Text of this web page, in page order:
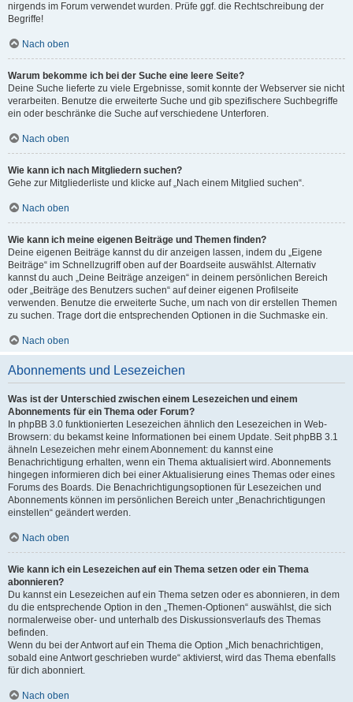
nirgends im Forum verwendet wurden. Prüfe ggf. die Rechtschreibung der
Begriffe!
Nach oben
Warum bekomme ich bei der Suche eine leere Seite?
Deine Suche lieferte zu viele Ergebnisse, somit konnte der Webserver sie nicht
verarbeiten. Benutze die erweiterte Suche und gib spezifischere Suchbegriffe
ein oder beschränke die Suche auf verschiedene Unterforen.
Nach oben
Wie kann ich nach Mitgliedern suchen?
Gehe zur Mitgliederliste und klicke auf „Nach einem Mitglied suchen“.
Nach oben
Wie kann ich meine eigenen Beiträge und Themen finden?
Deine eigenen Beiträge kannst du dir anzeigen lassen, indem du „Eigene
Beiträge“ im Schnellzugriff oben auf der Boardseite auswählst. Alternativ
kannst du auch „Deine Beiträge anzeigen“ in deinem persönlichen Bereich
oder „Beiträge des Benutzers suchen“ auf deiner eigenen Profilseite
verwenden. Benutze die erweiterte Suche, um nach von dir erstellen Themen
zu suchen. Trage dort die entsprechenden Optionen in die Suchmaske ein.
Nach oben
Abonnements und Lesezeichen
Was ist der Unterschied zwischen einem Lesezeichen und einem
Abonnements für ein Thema oder Forum?
In phpBB 3.0 funktionierten Lesezeichen ähnlich den Lesezeichen in Web-
Browsern: du bekamst keine Informationen bei einem Update. Seit phpBB 3.1
ähneln Lesezeichen mehr einem Abonnement: du kannst eine
Benachrichtigung erhalten, wenn ein Thema aktualisiert wird. Abonnements
hingegen informieren dich bei einer Aktualisierung eines Themas oder eines
Forums des Boards. Die Benachrichtigungsoptionen für Lesezeichen und
Abonnements können im persönlichen Bereich unter „Benachrichtigungen
einstellen“ geändert werden.
Nach oben
Wie kann ich ein Lesezeichen auf ein Thema setzen oder ein Thema
abonnieren?
Du kannst ein Lesezeichen auf ein Thema setzen oder es abonnieren, in dem
du die entsprechende Option in den „Themen-Optionen“ auswählst, die sich
normalerweise ober- und unterhalb des Diskussionsverlaufs des Themas
befinden.
Wenn du bei der Antwort auf ein Thema die Option „Mich benachrichtigen,
sobald eine Antwort geschrieben wurde“ aktivierst, wird das Thema ebenfalls
für dich abonniert.
Nach oben